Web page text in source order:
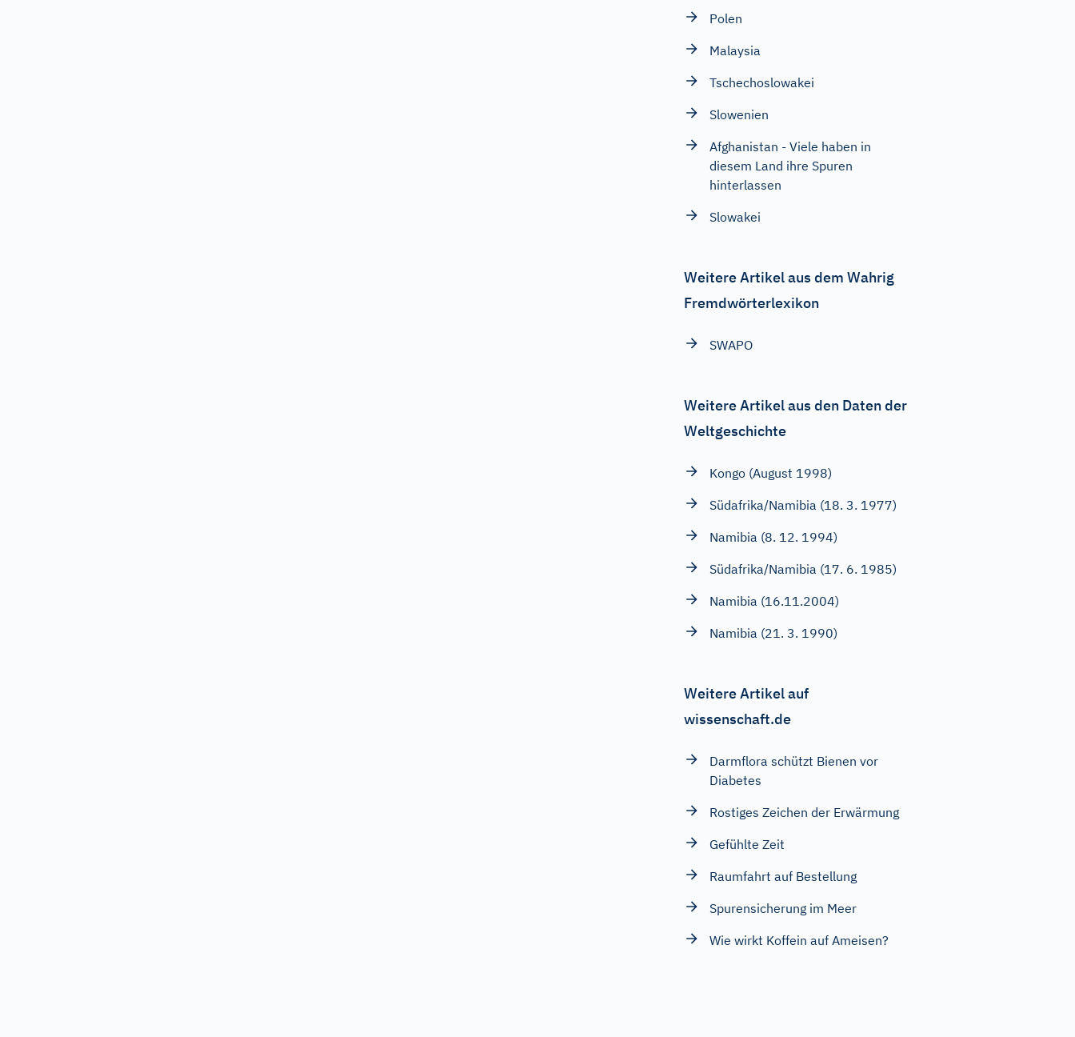
Polen
Malaysia
Tschechoslowakei
Slowenien
Afghanistan - Viele haben in
diesem Land ihre Spuren
hinterlassen
Slowakei
Weitere Artikel aus dem Wahrig
Fremdwörterlexikon
SWAPO
Weitere Artikel aus den Daten der
Weltgeschichte
Kongo (August 1998)
Südafrika/Namibia (18. 3. 1977)
Namibia (8. 12. 1994)
Südafrika/Namibia (17. 6. 1985)
Namibia (16.11.2004)
Namibia (21. 3. 1990)
Weitere Artikel auf
wissenschaft.de
Darmflora schützt Bienen vor
Diabetes
Rostiges Zeichen der Erwärmung
Gefühlte Zeit
Raumfahrt auf Bestellung
Spurensicherung im Meer
Wie wirkt Koffein auf Ameisen?